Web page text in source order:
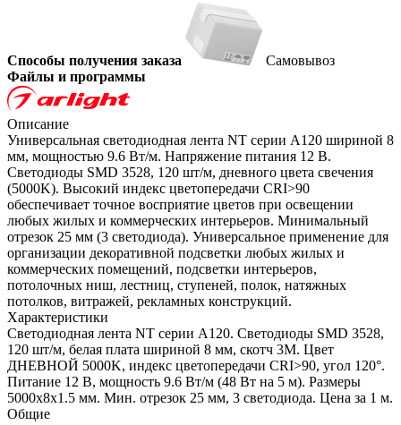
Способы получения заказа
Самовывоз
Файлы и программы
Описание
Универсальная светодиодная лента NT серии A120 шириной 8
мм, мощностью 9.6 Вт/м. Напряжение питания 12 В.
Светодиоды SMD 3528, 120 шт/м, дневного цвета свечения
(5000K). Высокий индекс цветопередачи CRI>90
обеспечивает точное восприятие цветов при освещении
любых жилых и коммерческих интерьеров. Минимальный
отрезок 25 мм (3 светодиода). Универсальное применение для
организации декоративной подсветки любых жилых и
коммерческих помещений, подсветки интерьеров,
потолочных ниш, лестниц, ступеней, полок, натяжных
потолков, витражей, рекламных конструкций.
Характеристики
Светодиодная лента NT серии A120. Светодиоды SMD 3528,
120 шт/м, белая плата шириной 8 мм, скотч 3M. Цвет
ДНЕВНОЙ 5000K, индекс цветопередачи CRI>90, угол 120°.
Питание 12 В, мощность 9.6 Вт/м (48 Вт на 5 м). Размеры
5000x8x1.5 мм. Мин. отрезок 25 мм, 3 светодиода. Цена за 1 м.
Общие